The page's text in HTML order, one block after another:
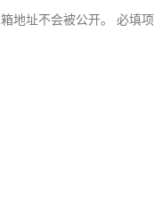
地址不会被公开。 必填